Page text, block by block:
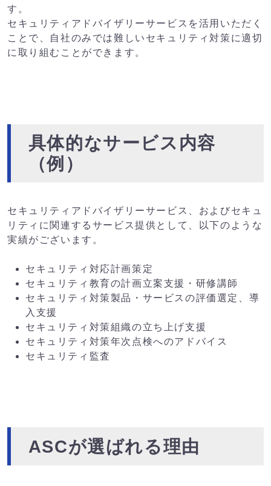
す。
セキュリティアドバイザリーサービスを活用いただく
ことで、自社のみでは難しいセキュリティ対策に適切
に取り組むことができます。
具体的なサービス内容
（例）
セキュリティアドバイザリーサービス、およびセキュ
リティに関連するサービス提供として、以下のような
実績がございます。
セキュリティ対応計画策定
セキュリティ教育の計画立案支援・研修講師
セキュリティ対策製品・サービスの評価選定、導
入支援
セキュリティ対策組織の立ち上げ支援
セキュリティ対策年次点検へのアドバイス
セキュリティ監査
ASCが選ばれる理由